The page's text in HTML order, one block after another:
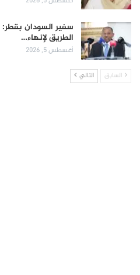
سفير السودان بقطر:
الطريق لإنهاء…
أغسطس 5, 2026
السابق التالي